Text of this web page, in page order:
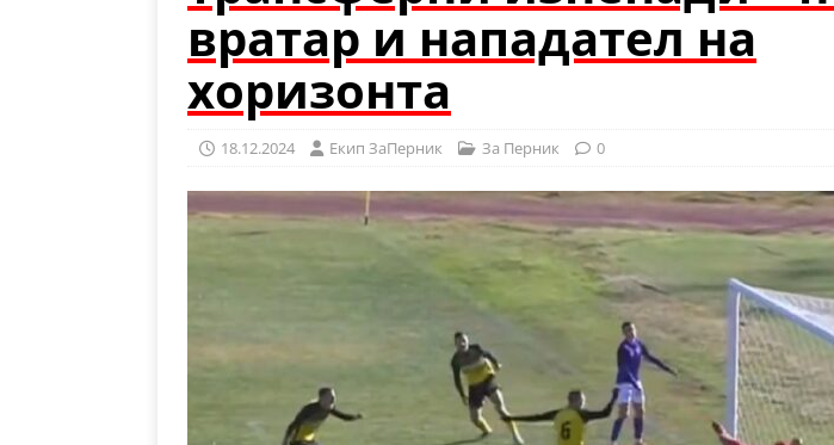
вратар и нападател на
хоризонта
18.12.2024 Eкип ЗаПерник За Перник 0